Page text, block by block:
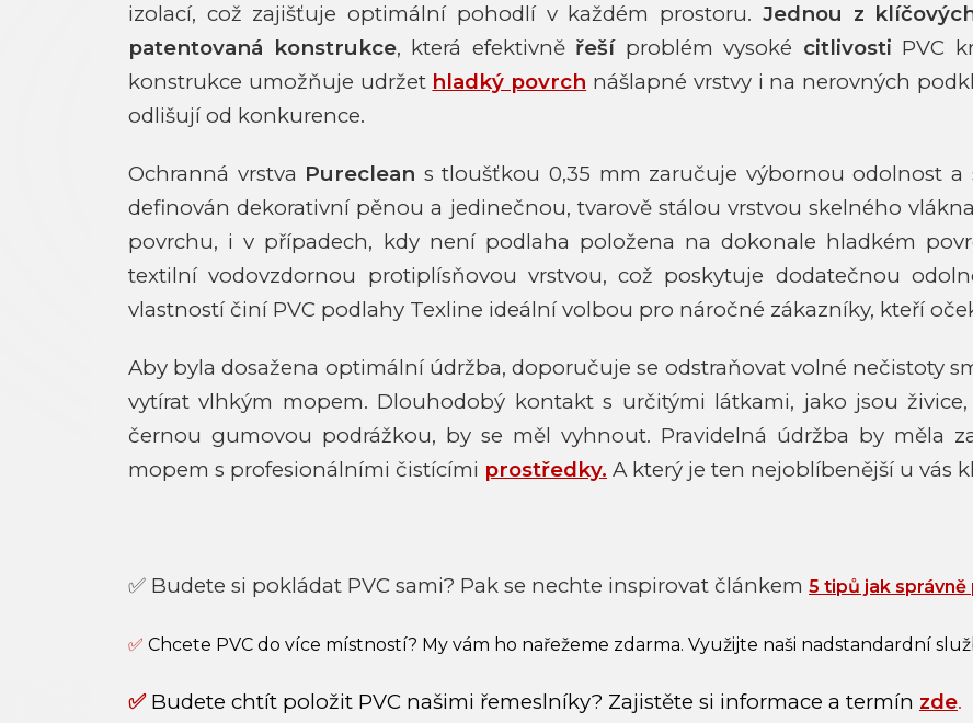
izolací, což zajišťuje optimální pohodlí v každém prostoru. Jednou z
patentovaná konstrukce, která efektivně řešíproblém vysoké citlivosti PVC
konstrukce umožňuje udržet hladký povrch nášlapné vrstvy i na nerovných
odlišují od konkurence.
Ochranná vrstva Pureclean s tloušťkou 0,35 mm zaručuje výbornou odolnost
definován dekorativní pěnou a jedinečnou, tvarově stálou vrstvou skelného
povrchu, i v případech, kdy není podlaha položena na dokonale hladkém
textilní vodovzdornou protiplísňovou vrstvou, což poskytuje dodatečnou
vlastností činí PVC podlahy Texline ideální volbou pro náročné zákazníky, kteří
Aby byla dosažena optimální údržba, doporučuje se odstraňovat volné nečistoty
vytírat vlhkým mopem. Dlouhodobý kontakt s určitými látkami, jako jsou
černou gumovou podrážkou, by se měl vyhnout. Pravidelná údržba by měla
mopem s profesionálními čistícími prostředky. A který je ten nejoblíbenější u vás
✅ Budete si pokládat PVC sami? Pak se nechte inspirovat článkem 5 tipů jak
✅ Chcete PVC do více místností? My vám ho nařežeme zdarma. Využijte naši nadstandardní
✅ Budete chtít položit PVC našimi řemeslníky? Zajistěte si informace a termín zde.